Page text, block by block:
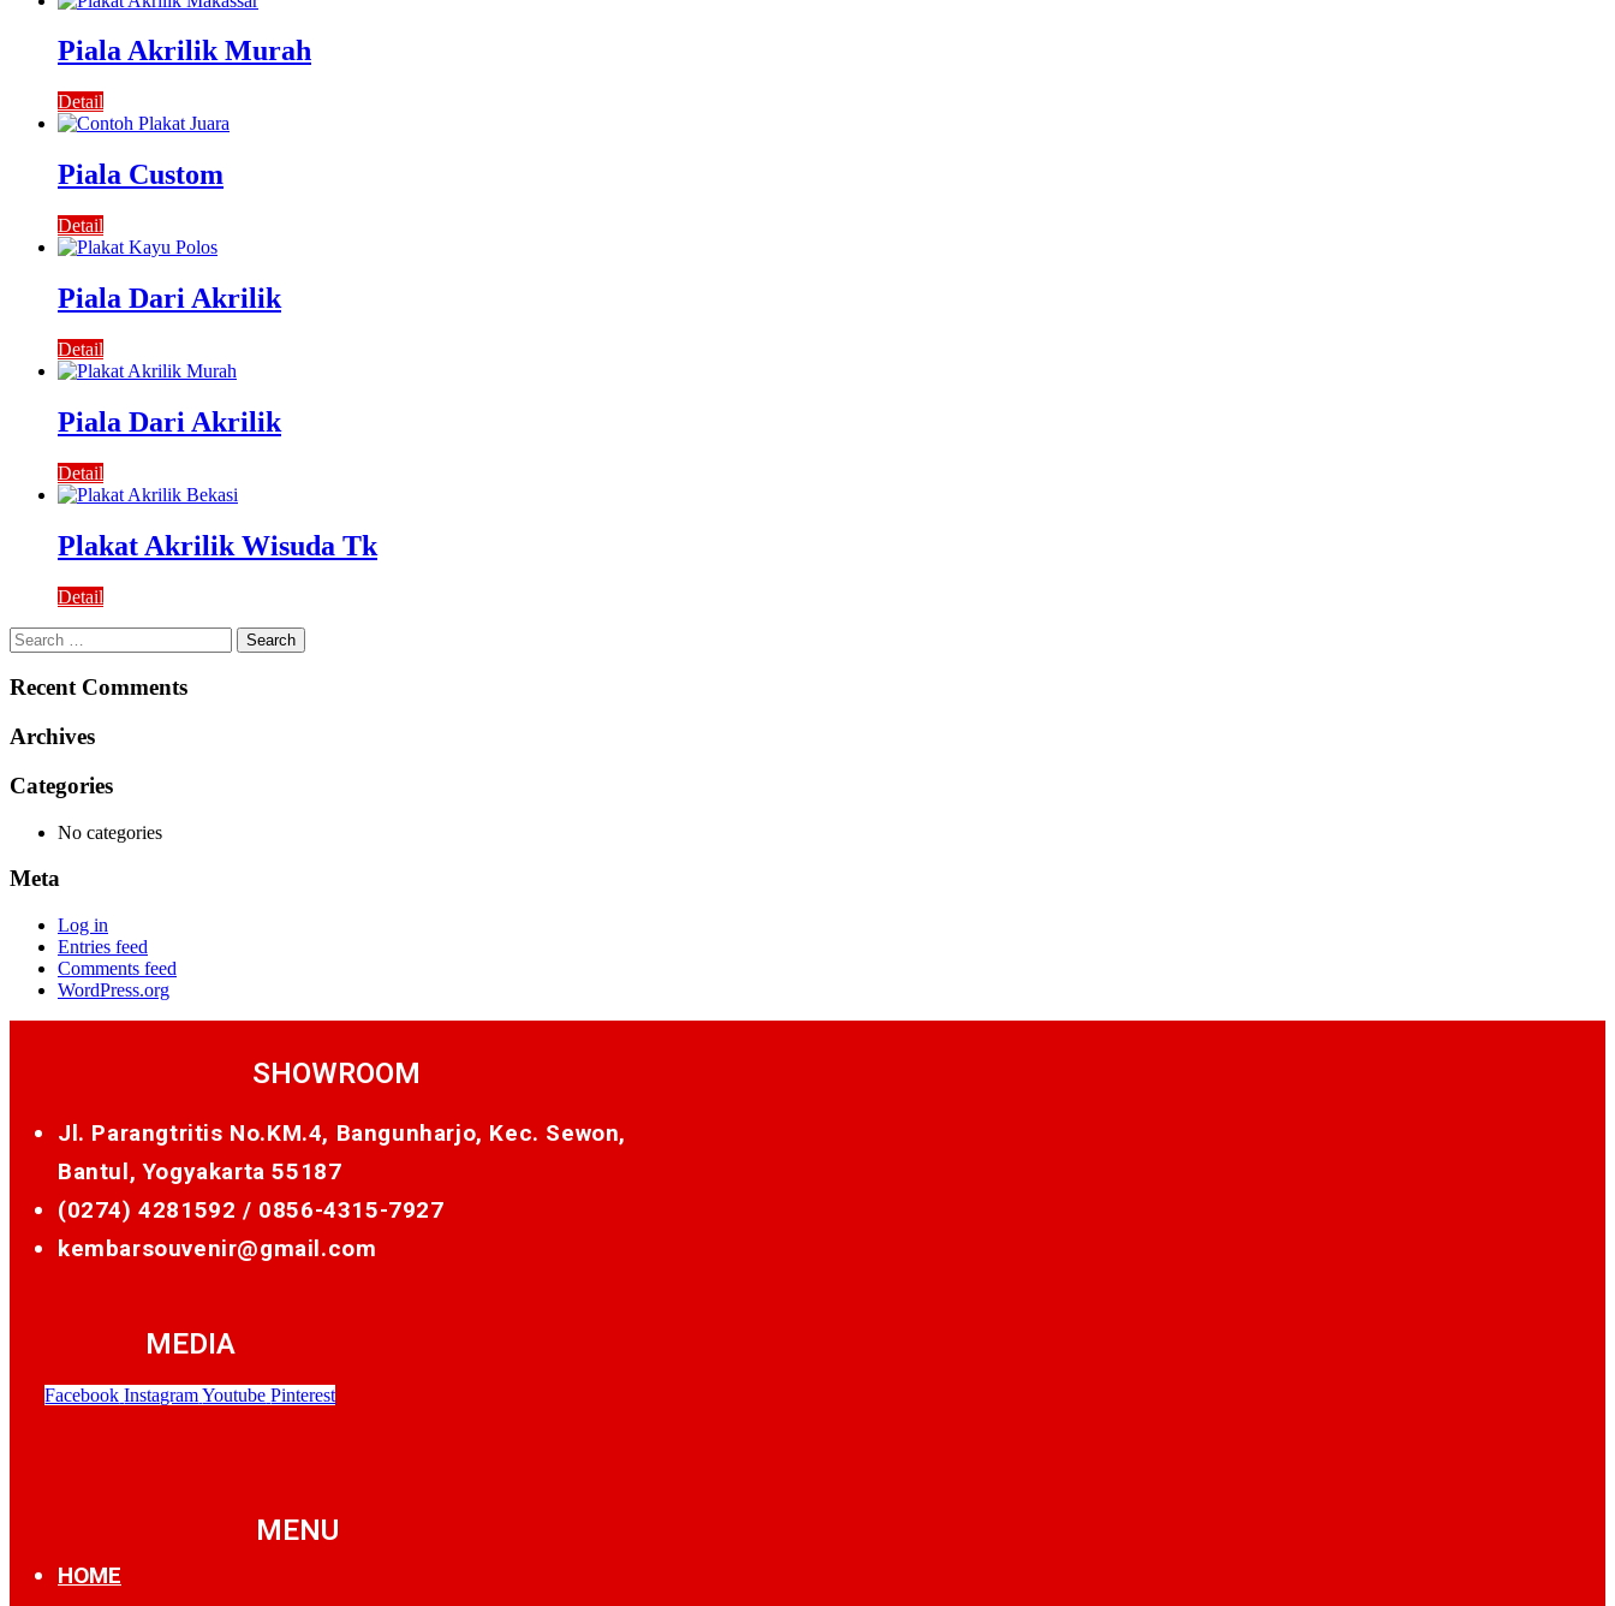
Piala Akrilik Murah
Detail
Piala Custom
Detail
Piala Dari Akrilik
Detail
Piala Dari Akrilik
Detail
Plakat Akrilik Wisuda Tk
Detail
Search
for:
Recent Comments
Archives
Categories
No categories
Meta
Log in
Entries feed
Comments feed
WordPress.org
SHOWROOM
Jl. Parangtritis No.KM.4, Bangunharjo, Kec. Sewon,
Bantul, Yogyakarta 55187
(0274) 4281592 / 0856-4315-7927
kembarsouvenir@gmail.com
MEDIA
Facebook Instagram Youtube Pinterest
MENU
HOME